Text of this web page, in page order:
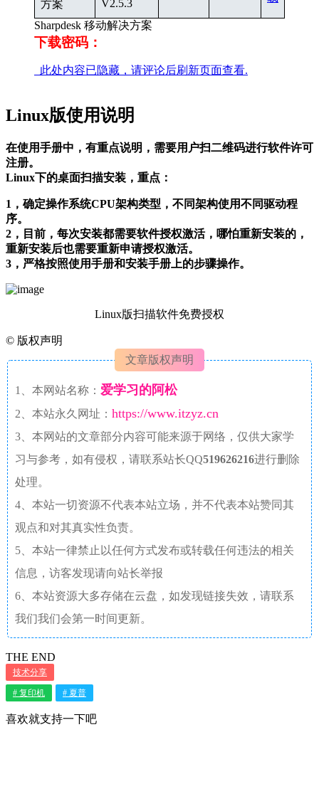
方案 V2.5.3
Sharpdesk 移动解决方案
下载密码：
此处内容已隐藏，请评论后刷新页面查看.
Linux版使用说明
在使用手册中，有重点说明，需要用户扫二维码进行软件许可
注册。
Linux下的桌面扫描安装，重点：
1，确定操作系统CPU架构类型，不同架构使用不同驱动程
序。
2，目前，每次安装都需要软件授权激活，哪怕重新安装的，
重新安装后也需要重新申请授权激活。
3，严格按照使用手册和安装手册上的步骤操作。
Linux版扫描软件免费授权
© 版权声明
文章版权声明
1、本网站名称： 爱学习的阿松
2、本站永久网址： https://www.itzyz.cn
3、本网站的文章部分内容可能来源于网络，仅供大家学
习与参考，如有侵权，请联系站长QQ519626216进行删除
处理。
4、本站一切资源不代表本站立场，并不代表本站赞同其
观点和对其真实性负责。
5、本站一律禁止以任何方式发布或转载任何违法的相关
信息，访客发现请向站长举报
6、本站资源大多存储在云盘，如发现链接失效，请联系
我们我们会第一时间更新。
THE END
技术分享
# 复印机 # 夏普
喜欢就支持一下吧